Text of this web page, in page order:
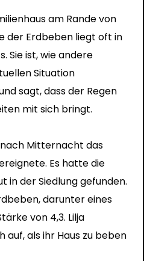
am Rande von
der Erdbeben liegt oft in
Sie ist, wie andere
Situation
sagt, dass der Regen
mit sich bringt.
nach Mitternacht das
Es hatte die
in der Siedlung gefunden.
darunter eines
von 4,3. Lilja
auf, als ihr Haus zu beben